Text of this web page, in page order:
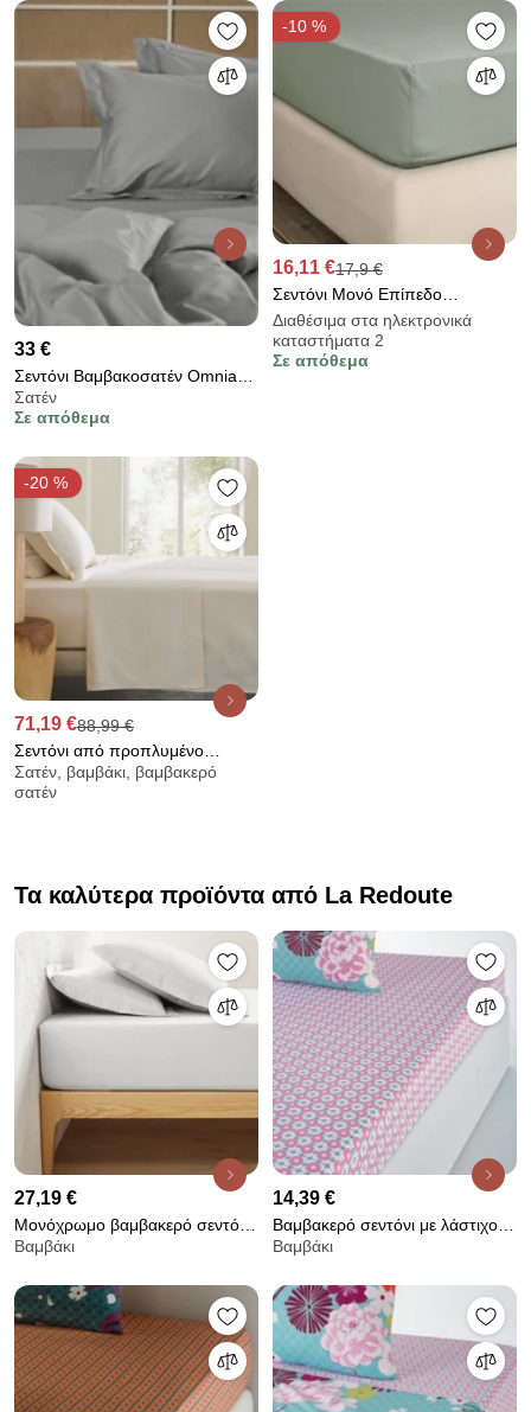
33 €
Σεντόνι Βαμβακοσατέν Omnia
φλατ Grey Υπέρδιπλο
(250×280)
Σατέν
Σε απόθεμα
-10 %
16,11 €17,9 €
Σεντόνι Μονό Επίπεδο
(160x260) Nima Unicolors SS24
Χακί
Διαθέσιμα στα ηλεκτρονικά
καταστήματα 2
Σε απόθεμα
-20 %
71,19 €88,99 €
Σεντόνι από προπλυμένο
βαμβακερό σατέν, 500 κλωστές,
Saria
Σατέν, βαμβάκι, βαμβακερό
σατέν
Τα καλύτερα προϊόντα από La Redoute
27,19 €
Μονόχρωμο βαμβακερό σεντόνι
με λάστιχο, Scenario
Βαμβάκι
14,39 €
Βαμβακερό σεντόνι με λάστιχο,
Miss China
Βαμβάκι